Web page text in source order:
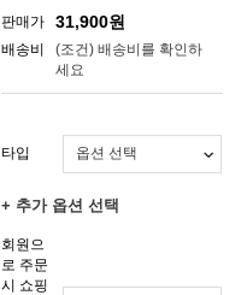
판매가 31,900원
배송비 (조건) 배송비를 확인하
세요
타입
+ 추가 옵션 선택
회원으
로 주문
시 쇼핑